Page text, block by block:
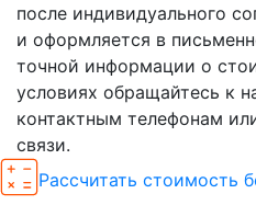
после индивидуального
и оформляется в
точной информации о
условиях обращайтесь к
контактным телефонам
связи.
Рассчитать стоимость